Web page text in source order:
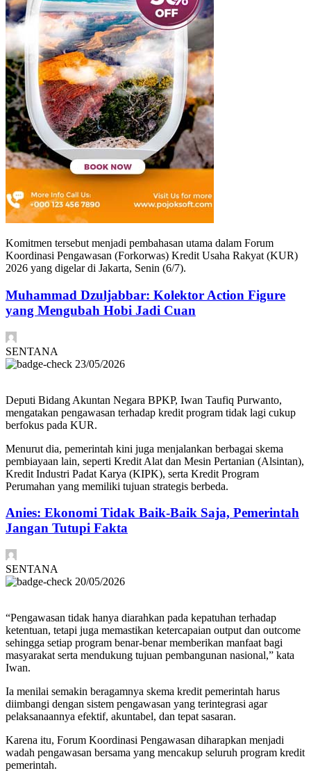
Komitmen tersebut menjadi pembahasan utama dalam Forum
Koordinasi Pengawasan (Forkorwas) Kredit Usaha Rakyat (KUR)
2026 yang digelar di Jakarta, Senin (6/7).
Muhammad Dzuljabbar: Kolektor Action Figure
yang Mengubah Hobi Jadi Cuan
SENTANA
23/05/2026
Deputi Bidang Akuntan Negara BPKP, Iwan Taufiq Purwanto,
mengatakan pengawasan terhadap kredit program tidak lagi cukup
berfokus pada KUR.
Menurut dia, pemerintah kini juga menjalankan berbagai skema
pembiayaan lain, seperti Kredit Alat dan Mesin Pertanian (Alsintan),
Kredit Industri Padat Karya (KIPK), serta Kredit Program
Perumahan yang memiliki tujuan strategis berbeda.
Anies: Ekonomi Tidak Baik-Baik Saja, Pemerintah
Jangan Tutupi Fakta
SENTANA
20/05/2026
“Pengawasan tidak hanya diarahkan pada kepatuhan terhadap
ketentuan, tetapi juga memastikan ketercapaian output dan outcome
sehingga setiap program benar-benar memberikan manfaat bagi
masyarakat serta mendukung tujuan pembangunan nasional,” kata
Iwan.
Ia menilai semakin beragamnya skema kredit pemerintah harus
diimbangi dengan sistem pengawasan yang terintegrasi agar
pelaksanaannya efektif, akuntabel, dan tepat sasaran.
Karena itu, Forum Koordinasi Pengawasan diharapkan menjadi
wadah pengawasan bersama yang mencakup seluruh program kredit
pemerintah.